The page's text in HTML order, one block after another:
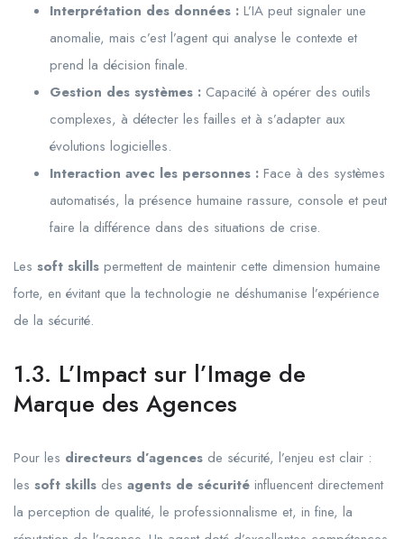
Interprétation des données : L’IA peut signaler une
anomalie, mais c’est l’agent qui analyse le contexte et
prend la décision finale.
Gestion des systèmes : Capacité à opérer des outils
complexes, à détecter les failles et à s’adapter aux
évolutions logicielles.
Interaction avec les personnes : Face à des systèmes
automatisés, la présence humaine rassure, console et peut
faire la différence dans des situations de crise.
Les soft skills permettent de maintenir cette dimension humaine
forte, en évitant que la technologie ne déshumanise l’expérience
de la sécurité.
1.3. L’Impact sur l’Image de
Marque des Agences
Pour les directeurs d’agences de sécurité, l’enjeu est clair :
les soft skills des agents de sécurité influencent directement
la perception de qualité, le professionnalisme et, in fine, la